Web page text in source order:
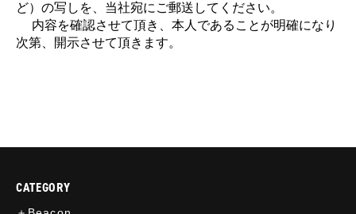
ど）の写しを、当社宛にご郵送してください。
内容を確認させて頂き、本人であることが明確になり
次第、開示させて頂きます。
CATEGORY